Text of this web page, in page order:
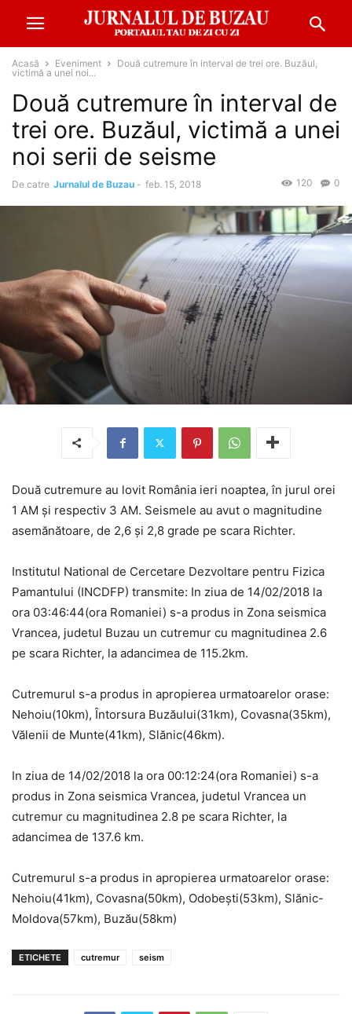
Acasă Eveniment
Două cutremure în interval de trei ore. Buzăul,
victimă a unei noi...
Două cutremure în interval de
trei ore. Buzăul, victimă a unei
noi serii de seisme
De catre Jurnalul de Buzau - feb. 15, 2018 0
120
Două cutremure au lovit România ieri noaptea, în jurul orei
1 AM și respectiv 3 AM. Seismele au avut o magnitudine
asemănătoare, de 2,6 și 2,8 grade pe scara Richter.
Institutul National de Cercetare Dezvoltare pentru Fizica
Pamantului (INCDFP) transmite: In ziua de 14/02/2018 la
ora 03:46:44(ora Romaniei) s-a produs in Zona seismica
Vrancea, judetul Buzau un cutremur cu magnitudinea 2.6
pe scara Richter, la adancimea de 115.2km.
Cutremurul s-a produs in apropierea urmatoarelor orase:
Nehoiu(10km), Întorsura Buzăului(31km), Covasna(35km),
Vălenii de Munte(41km), Slănic(46km).
In ziua de 14/02/2018 la ora 00:12:24(ora Romaniei) s-a
produs in Zona seismica Vrancea, judetul Vrancea un
cutremur cu magnitudinea 2.8 pe scara Richter, la
adancimea de 137.6 km.
Cutremurul s-a produs in apropierea urmatoarelor orase:
Nehoiu(41km), Covasna(50km), Odobești(53km), Slănic-
Moldova(57km), Buzău(58km)
ETICHETE cutremur seism